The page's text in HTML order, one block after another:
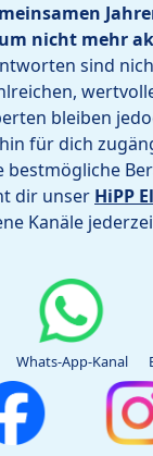
nicht mehr
sind
bleiben
für dich
bestmögliche
dir unser HiPP
Kanäle
Whats-App-Kanal